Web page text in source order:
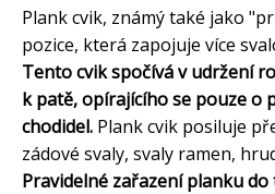
Plank cvik, známý také jako
pozice, která zapojuje více
Tento cvik spočívá v udržení
k patě, opírajícího se pouze o
chodidel. Plank cvik posiluje
zádové svaly, svaly ramen,
Pravidelné zařazení planku